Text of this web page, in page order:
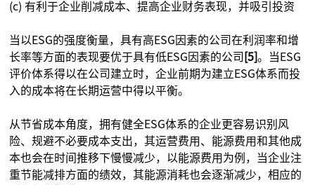
(c) 有利于企业削减成本、提高企业财务表现，并吸引投资
当以ESG的强度衡量，具有高ESG因素的公司在利润率和增
长率等方面的表现要优于具有低ESG因素的公司 [5] 。当ESG
评价体系得以在公司建立时，企业前期为建立ESG体系而投
入的成本将在长期运营中得以平衡。
从节省成本角度，拥有健全ESG体系的企业更容易识别风
险、规避不必要成本支出，其运营费用、能源费用和其他成
本也会在时间推移下慢慢减少，以能源费用为例，当企业注
重节能减排方面的绩效，其能源消耗也会逐渐减少，相应的